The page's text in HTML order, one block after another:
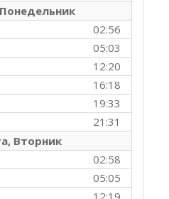
02:56
05:03
12:20
16:18
19:33
21:31
Вторник
02:58
05:05